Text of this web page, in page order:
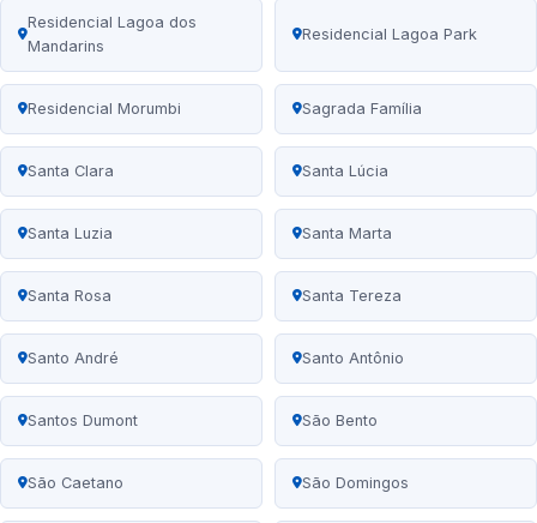
Residencial Lagoa dos
Mandarins
Residencial Lagoa Park
Residencial Morumbi Sagrada Família
Santa Clara Santa Lúcia
Santa Luzia Santa Marta
Santa Rosa Santa Tereza
Santo André Santo Antônio
Santos Dumont São Bento
São Caetano São Domingos